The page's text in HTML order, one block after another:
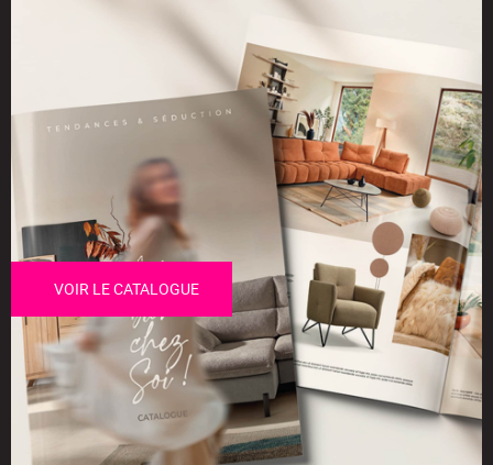
VOIR LE CATALOGUE